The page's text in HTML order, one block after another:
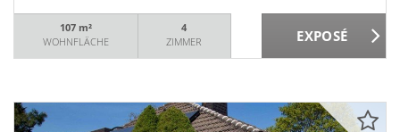
107 m²
WOHNFLÄCHE
4
ZIMMER